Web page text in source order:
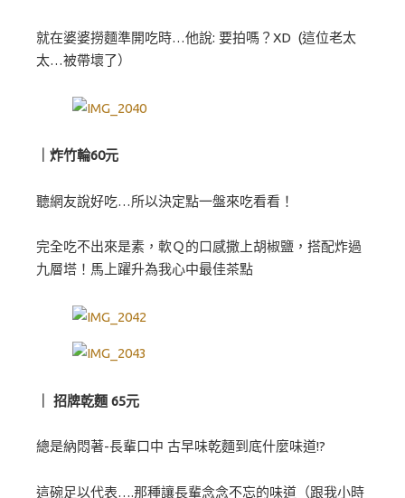
就在婆婆撈麵準開吃時…他說: 要拍嗎？XD (這位老太
太…被帶壞了）
｜炸竹輪60元
聽網友說好吃…所以決定點一盤來吃看看！
完全吃不出來是素，軟Ｑ的口感撒上胡椒鹽，搭配炸過
九層塔！馬上躍升為我心中最佳茶點
｜ 招牌乾麵 65元
總是納悶著-長輩口中 古早味乾麵到底什麼味道!?
這碗足以代表….那種讓長輩念念不忘的味道（跟我小時